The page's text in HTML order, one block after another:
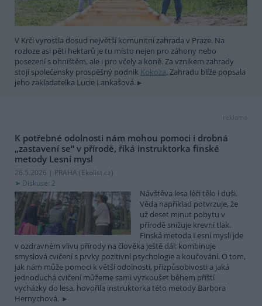
V Krči vyrostla dosud největší komunitní zahrada v Praze. Na
rozloze asi pěti hektarů je tu místo nejen pro záhony nebo
posezení s ohništěm, ale i pro včely a koně. Za vznikem zahrady
stojí společensky prospěšný podnik Kokoza. Zahradu blíže popsala
jeho zakladatelka Lucie Lankašová.
reklama
K potřebné odolnosti nám mohou pomoci i drobná
„zastavení se“ v přírodě, říká instruktorka finské
metody Lesní mysl
26.5.2026 | PRAHA (Ekolist.cz)
Diskuse: 2
Návštěva lesa léčí tělo i duši.
Věda například potvrzuje, že
už deset minut pobytu v
přírodě snižuje krevní tlak.
Finská metoda Lesní mysli jde
v ozdravném vlivu přírody na člověka ještě dál: kombinuje
smyslová cvičení s prvky pozitivní psychologie a koučování. O tom,
jak nám může pomoci k větší odolnosti, přizpůsobivosti a jaká
jednoduchá cvičení můžeme sami vyzkoušet během příští
vycházky do lesa, hovořila instruktorka této metody Barbora
Hernychová.